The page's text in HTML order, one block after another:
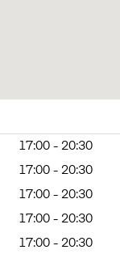
17:00 - 20:30
17:00 - 20:30
17:00 - 20:30
17:00 - 20:30
17:00 - 20:30